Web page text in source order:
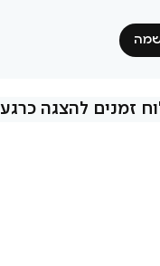
זמנים להצגה כרגע